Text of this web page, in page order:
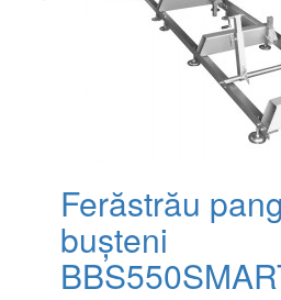
Ferăstrău
bușteni